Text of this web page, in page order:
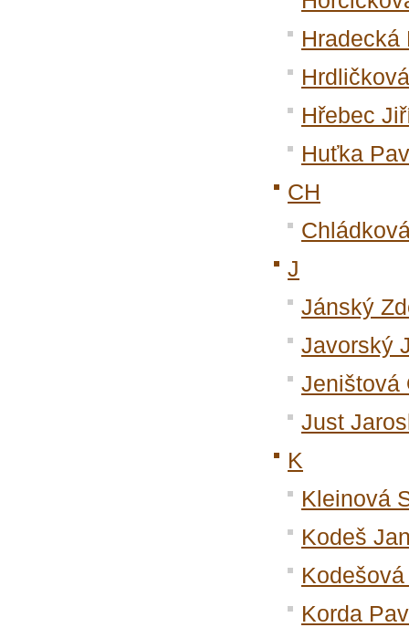
Hradecká
Hřebec
Huťka
CH
J
Jánský
Javorský
Jeništová
Just
K
Kleinová
Kodeš
Korda